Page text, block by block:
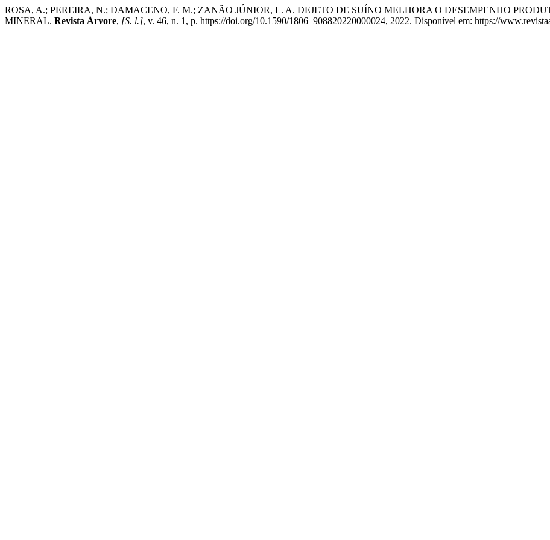
ROSA, A.; PEREIRA, N.; DAMACENO, F. M.; ZANÃO JÚNIOR, L. A. DEJETO DE SUÍNO MELHORA O DESEMPENHO
MINERAL. Revista Árvore, [S. l.], v. 46, n. 1, p. https://doi.org/10.1590/1806–908820220000024, 2022. Disponível em: https://